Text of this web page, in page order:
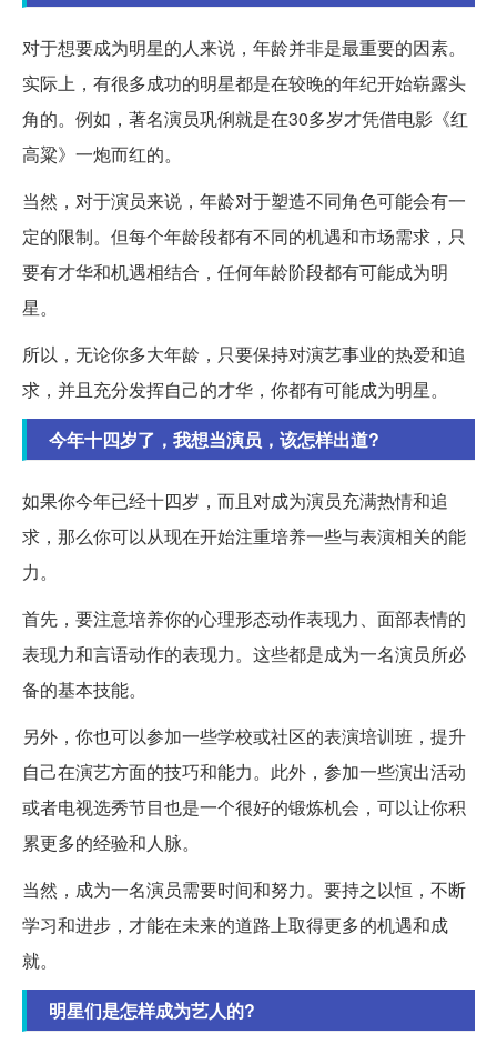
对于想要成为明星的人来说，年龄并非是最重要的因素。
实际上，有很多成功的明星都是在较晚的年纪开始崭露头
角的。例如，著名演员巩俐就是在30多岁才凭借电影《红
高粱》一炮而红的。
当然，对于演员来说，年龄对于塑造不同角色可能会有一
定的限制。但每个年龄段都有不同的机遇和市场需求，只
要有才华和机遇相结合，任何年龄阶段都有可能成为明
星。
所以，无论你多大年龄，只要保持对演艺事业的热爱和追
求，并且充分发挥自己的才华，你都有可能成为明星。
今年十四岁了，我想当演员，该怎样出道?
如果你今年已经十四岁，而且对成为演员充满热情和追
求，那么你可以从现在开始注重培养一些与表演相关的能
力。
首先，要注意培养你的心理形态动作表现力、面部表情的
表现力和言语动作的表现力。这些都是成为一名演员所必
备的基本技能。
另外，你也可以参加一些学校或社区的表演培训班，提升
自己在演艺方面的技巧和能力。此外，参加一些演出活动
或者电视选秀节目也是一个很好的锻炼机会，可以让你积
累更多的经验和人脉。
当然，成为一名演员需要时间和努力。要持之以恒，不断
学习和进步，才能在未来的道路上取得更多的机遇和成
就。
明星们是怎样成为艺人的?